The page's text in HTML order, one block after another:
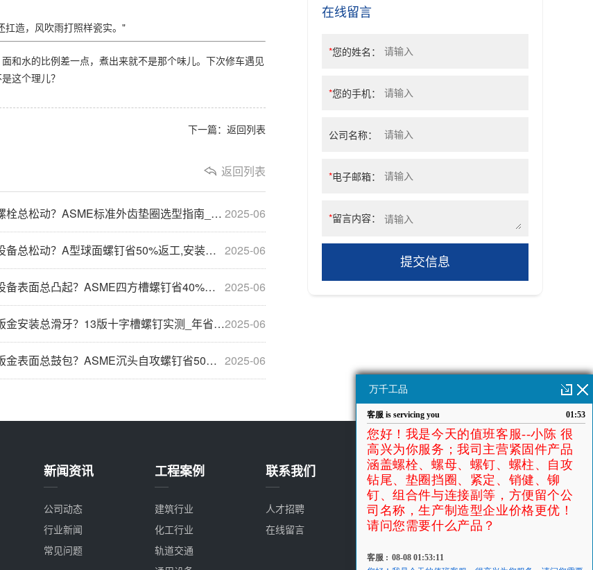
扛造，风吹雨打照样瓷实。"
和水的比例差一点，煮出来就不是那个味儿。下次修车遇见
这个理儿？
下一篇： 返回列表
返回列表
2025-06
栓总松动？ASME标准外齿垫圈选型指南_省40%维护费
2025-06
备总松动？A型球面螺钉省50%返工,安装快3天
2025-06
表面总凸起？ASME四方槽螺钉省40%返工费，选材安装全攻略
2025-06
金安装总滑牙？13版十字槽螺钉实测_年省18万维修费
2025-06
表面总鼓包？ASME沉头自攻螺钉省50%返工费，选材安装全攻略
在线留言
*您的姓名：
*您的手机：
公司名称：
*电子邮箱：
*留言内容：
提交信息
新闻资讯
公司动态
行业新闻
常见问题
工程案例
建筑行业
化工行业
轨道交通
联系我们
人才招聘
在线留言
18661069357
400-6787-447 陈女士